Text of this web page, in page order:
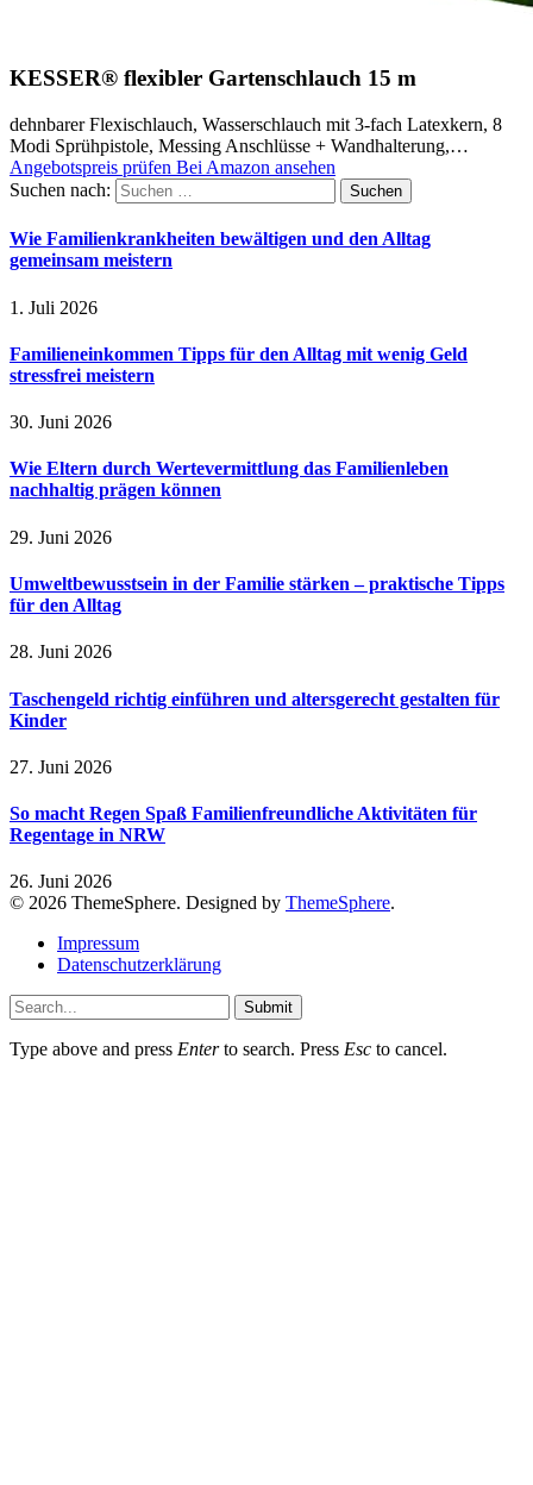
KESSER® flexibler Gartenschlauch 15 m
dehnbarer Flexischlauch, Wasserschlauch mit 3-fach Latexkern, 8
Modi Sprühpistole, Messing Anschlüsse + Wandhalterung,…
Angebotspreis prüfen Bei Amazon ansehen
Suchen nach:
Wie Familienkrankheiten bewältigen und den Alltag
gemeinsam meistern
1. Juli 2026
Familieneinkommen Tipps für den Alltag mit wenig Geld
stressfrei meistern
30. Juni 2026
Wie Eltern durch Wertevermittlung das Familienleben
nachhaltig prägen können
29. Juni 2026
Umweltbewusstsein in der Familie stärken – praktische Tipps
für den Alltag
28. Juni 2026
Taschengeld richtig einführen und altersgerecht gestalten für
Kinder
27. Juni 2026
So macht Regen Spaß Familienfreundliche Aktivitäten für
Regentage in NRW
26. Juni 2026
© 2026 ThemeSphere. Designed by ThemeSphere.
Impressum
Datenschutzerklärung
Submit
Type above and press Enterto search. Press Esc to cancel.